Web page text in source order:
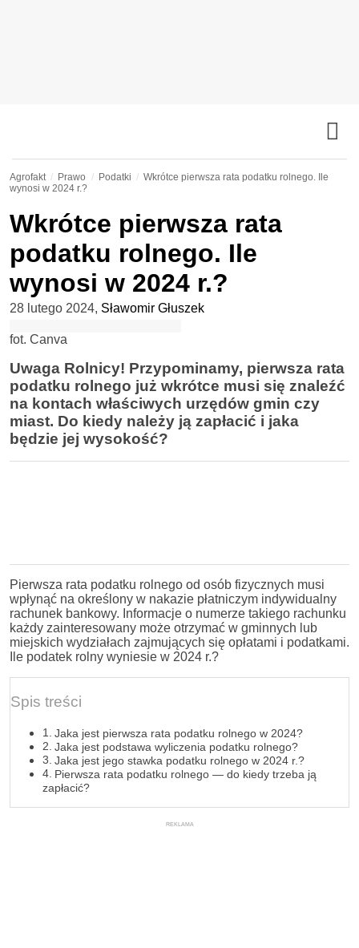
Agrofakt Prawo Podatki
Wkrótce pierwsza rata podatku rolnego. Ile
wynosi w 2024 r.?
Wkrótce pierwsza rata
podatku rolnego. Ile
wynosi w 2024 r.?
28 lutego 2024, Sławomir Głuszek
fot. Canva
Uwaga Rolnicy! Przypominamy, pierwsza rata
podatku rolnego już wkrótce musi się znaleźć
na kontach właściwych urzędów gmin czy
miast. Do kiedy należy ją zapłacić i jaka
będzie jej wysokość?
Pierwsza rata podatku rolnego od osób fizycznych musi
wpłynąć na określony w nakazie płatniczym indywidualny
rachunek bankowy. Informacje o numerze takiego rachunku
każdy zainteresowany może otrzymać w gminnych lub
miejskich wydziałach zajmujących się opłatami i podatkami.
Ile podatek rolny wyniesie w 2024 r.?
Spis treści
Jaka jest pierwsza rata podatku rolnego w 2024?
Jaka jest podstawa wyliczenia podatku rolnego?
Jaka jest jego stawka podatku rolnego w 2024 r.?
Pierwsza rata podatku rolnego — do kiedy trzeba ją
zapłacić?
REKLAMA